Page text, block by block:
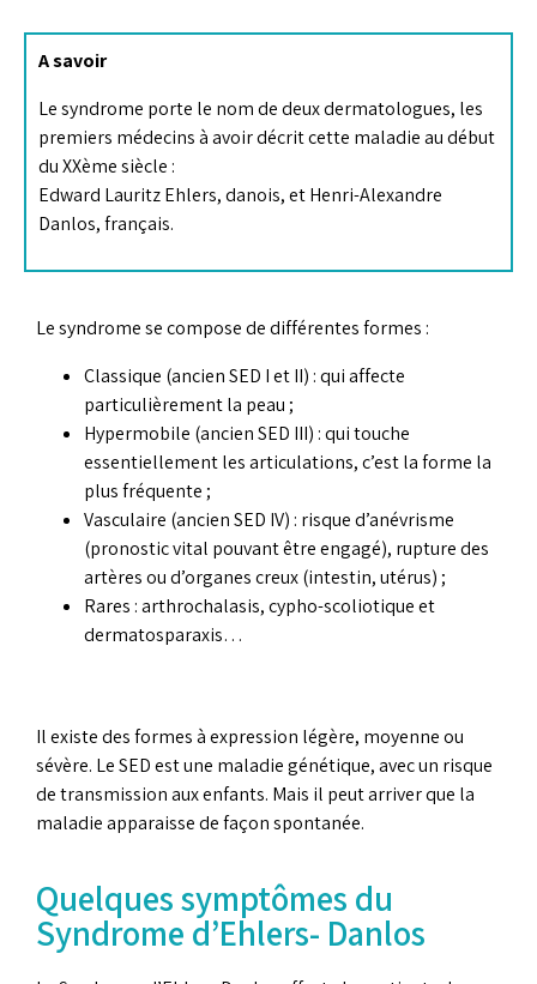
A savoir
Le syndrome porte le nom de deux dermatologues, les
premiers médecins à avoir décrit cette maladie au début
du XXème siècle :
Edward Lauritz Ehlers, danois, et Henri-Alexandre
Danlos, français.
Le syndrome se compose de différentes formes :
Classique (ancien SED I et II) : qui affecte
particulièrement la peau ;
Hypermobile (ancien SED III) : qui touche
essentiellement les articulations, c’est la forme la
plus fréquente ;
Vasculaire (ancien SED IV) : risque d’anévrisme
(pronostic vital pouvant être engagé), rupture des
artères ou d’organes creux (intestin, utérus) ;
Rares : arthrochalasis, cypho-scoliotique et
dermatosparaxis…
Il existe des formes à expression légère, moyenne ou
sévère. Le SED est une maladie génétique, avec un risque
de transmission aux enfants. Mais il peut arriver que la
maladie apparaisse de façon spontanée.
Quelques symptômes du
Syndrome d’Ehlers- Danlos